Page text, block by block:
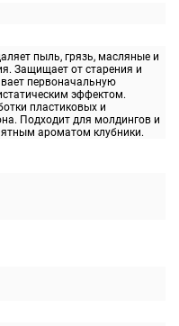
пыль, грязь, масляные и
Защищает от старения и
первоначальную
эффектом.
пластиковых и
Подходит для молдингов и
ароматом клубники.